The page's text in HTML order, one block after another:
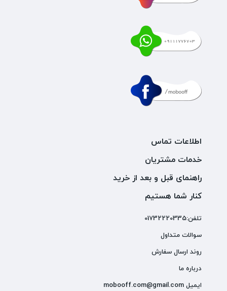
اطلاعات تماس
خدمات مشتریان
راهنمای قبل و بعد از خرید
کنار شما هستیم
تلفن:01732220335
سوالات متداول
روند ارسال سفارش
درباره ما
ایمیل mobooff.com@gmail.com